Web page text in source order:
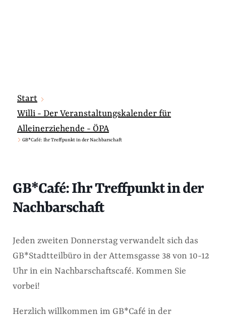
Start
Willi - Der Veranstaltungskalender für
Alleinerziehende - ÖPA
GB*Café: Ihr Treffpunkt in der Nachbarschaft
GB*Café: Ihr Treffpunkt in der
Nachbarschaft
Jeden zweiten Donnerstag verwandelt sich das
GB*Stadtteilbüro in der Attemsgasse 38 von 10-12
Uhr in ein Nachbarschaftscafé. Kommen Sie
vorbei!
Herzlich willkommen im GB*Café in der